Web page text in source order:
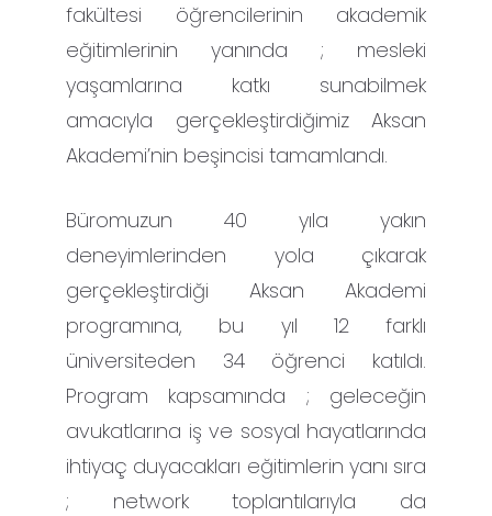
fakültesi öğrencilerinin akademik
eğitimlerinin yanında ; mesleki
yaşamlarına katkı sunabilmek
amacıyla gerçekleştirdiğimiz Aksan
Akademi’nin beşincisi tamamlandı.
Büromuzun 40 yıla yakın
deneyimlerinden yola çıkarak
gerçekleştirdiği Aksan Akademi
programına, bu yıl 12 farklı
üniversiteden 34 öğrenci katıldı.
Program kapsamında ; geleceğin
avukatlarına iş ve sosyal hayatlarında
ihtiyaç duyacakları eğitimlerin yanı sıra
; network toplantılarıyla da